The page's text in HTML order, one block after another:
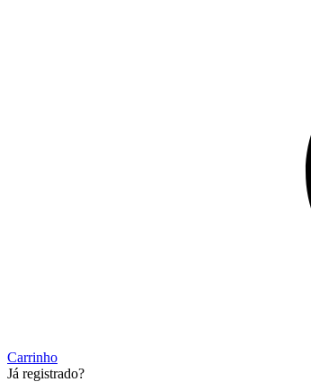
Carrinho
Já registrado?